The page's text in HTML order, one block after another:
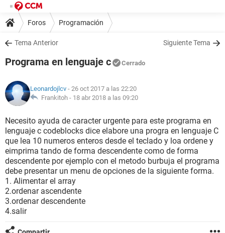
Foros Programación
Tema Anterior Siguiente Tema
Programa en lenguaje c Cerrado
Leonardojlcv - 26 oct 2017 a las 22:20
Frankitoh - 18 abr 2018 a las 09:20
Necesito ayuda de caracter urgente para este programa en
lenguaje c codeblocks dice elabore una progra en lenguaje C
que lea 10 numeros enteros desde el teclado y loa ordene y
eimprima tando de forma descendente como de forma
descendente por ejemplo con el metodo burbuja el programa
debe presentar un menu de opciones de la siguiente forma.
1. Alimentar el array
2.ordenar ascendente
3.ordenar descendente
4.salir